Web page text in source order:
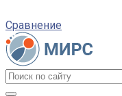
Сравнение